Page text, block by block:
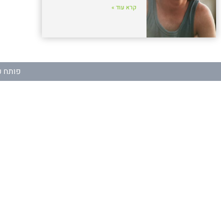
קרא עוד »
פותח